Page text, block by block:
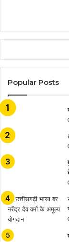
Popular Posts